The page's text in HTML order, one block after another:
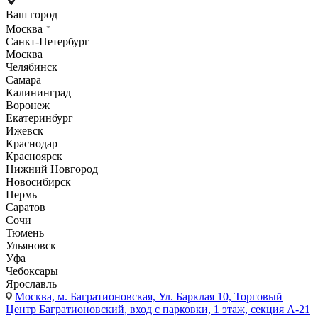
Ваш город
Москва
Санкт-Петербург
Москва
Челябинск
Самара
Калининград
Воронеж
Екатеринбург
Ижевск
Краснодар
Красноярск
Нижний Новгород
Новосибирск
Пермь
Саратов
Сочи
Тюмень
Ульяновск
Уфа
Чебоксары
Ярославль
Москва, м. Багратионовская, Ул. Барклая 10, Торговый
Центр Багратионовский, вход с парковки, 1 этаж, секция А-21